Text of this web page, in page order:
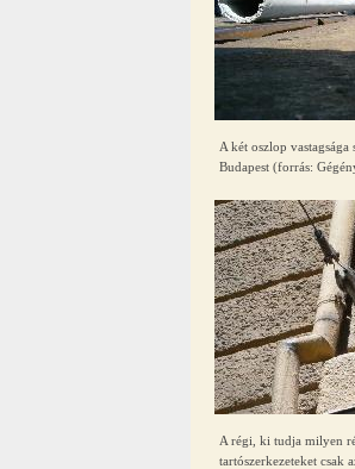
A két oszlop
Budapest (forrás:
A régi, ki tudja milyen
tartószerkezeteket csak